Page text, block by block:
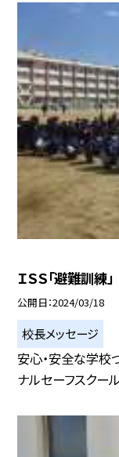
ＩＳＳ「避難訓練」
公開日 2024/03/18
校長メッセージ
安心・安全な学校
ナルセーフスクー